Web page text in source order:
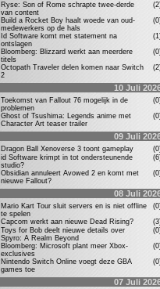
Ryse: Son of Rome schrapte twee-derde
van content
Build a Rocket Boy haalt woede van oud-
medewerkers op de hals
Id Software komt met statement na
ontslagen
Bloomberg: Blizzard werkt aan meerdere
titels
Octopath Traveler delen komen naar Switch
2
10 Juli
Toekomst van Fallout 76 mogelijk in de
problemen
Ghost of Tsushima: Legends anime met
Character Art teaser trailer
09 Juli
Dragon Ball Xenoverse 3 toont gameplay
id Software krimpt in tot ondersteunende
studio?
Obsidian annuleert Avowed 2 en komt met
nieuwe Fallout?
08 Juli
Mario Kart Tour sluit servers en is niet offline
te spelen
Capcom werkt aan nieuwe Dead Rising?
Toys for Bob deelt nieuwe details over
Spyro: A Realm Beyond
Bloomberg: Microsoft plant meer Xbox-
exclusives
Nintendo Switch Online voegt deze GBA
games toe
07 Juli